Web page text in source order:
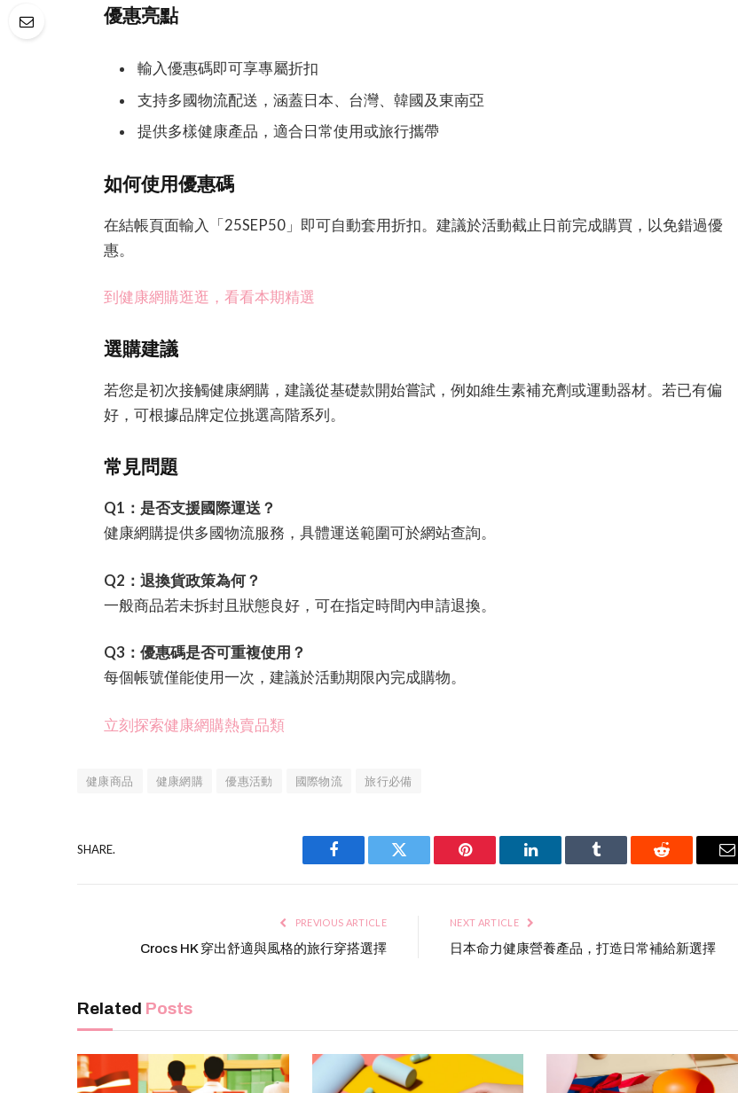
優惠亮點
輸入優惠碼即可享專屬折扣
支持多國物流配送，涵蓋日本、台灣、韓國及東南亞
提供多樣健康產品，適合日常使用或旅行攜帶
如何使用優惠碼
在結帳頁面輸入「25SEP50」即可自動套用折扣。建議於活動截止日前完成購買，以免錯過優
惠。
到健康網購逛逛，看看本期精選
選購建議
若您是初次接觸健康網購，建議從基礎款開始嘗試，例如維生素補充劑或運動器材。若已有偏
好，可根據品牌定位挑選高階系列。
常見問題
Q1：是否支援國際運送？
健康網購提供多國物流服務，具體運送範圍可於網站查詢。
Q2：退換貨政策為何？
一般商品若未拆封且狀態良好，可在指定時間內申請退換。
Q3：優惠碼是否可重複使用？
每個帳號僅能使用一次，建議於活動期限內完成購物。
立刻探索健康網購熱賣品類
健康商品 健康網購 優惠活動 國際物流 旅行必備
SHARE.
Facebook Twitter Pinterest LinkedIn Tumblr Reddit
PREVIOUS ARTICLE
Crocs HK 穿出舒適與風格的旅行穿搭選擇
NEXT ARTICLE
日本命力健康營養產品，打造日常補給新選擇
Related Posts